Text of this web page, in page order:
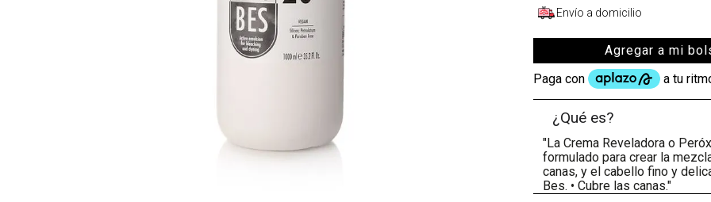
Envío a domicilio
Agregar a mi
¿Qué es?
"La Crema Reveladora o
formulado para crear la
canas, y el cabello fino y
Bes. • Cubre las canas."